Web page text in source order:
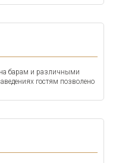
барам и различными
гостям позволено